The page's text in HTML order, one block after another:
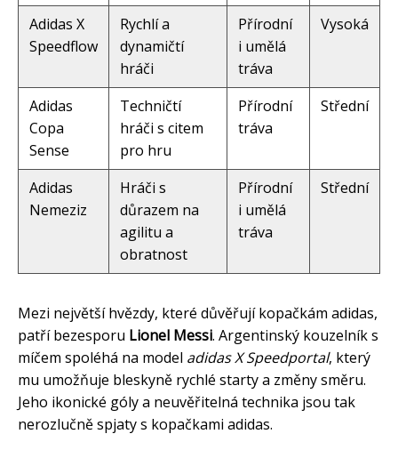
Adidas X
Speedflow
Rychlí a
dynamičtí
hráči
Přírodní
i umělá
tráva
Vysoká
Adidas
Copa
Sense
Techničtí
hráči s citem
pro hru
Přírodní
tráva
Střední
Adidas
Nemeziz
Hráči s
důrazem na
agilitu a
obratnost
Přírodní
i umělá
tráva
Střední
Mezi největší hvězdy, které důvěřují kopačkám adidas,
patří bezesporu Lionel Messi. Argentinský kouzelník s
míčem spoléhá na model adidas X Speedportal, který
mu umožňuje bleskyně rychlé starty a změny směru.
Jeho ikonické góly a neuvěřitelná technika jsou tak
nerozlučně spjaty s kopačkami adidas.